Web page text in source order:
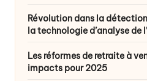
Révolution dans la
la technologie d’analyse de
Les réformes de retraite à
impacts pour 2025